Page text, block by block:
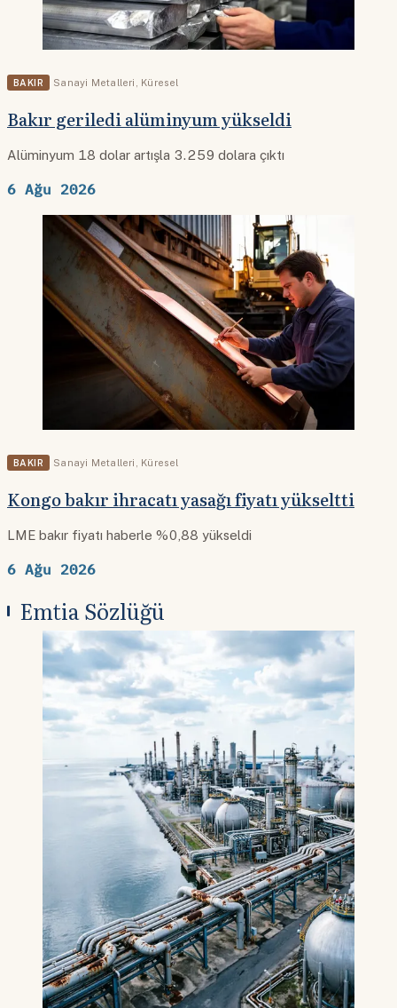
BAKIR Sanayi Metalleri Küresel
Bakır geriledi alüminyum yükseldi
Alüminyum 18 dolar artışla 3.259 dolara çıktı
6 Ağu 2026
BAKIR Sanayi Metalleri Küresel
Kongo bakır ihracatı yasağı fiyatı yükseltti
LME bakır fiyatı haberle %0,88 yükseldi
6 Ağu 2026
Emtia Sözlüğü